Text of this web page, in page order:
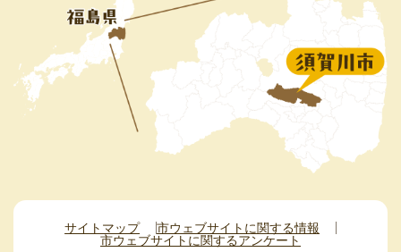
サイトマップ
市ウェブサイトに関する情報
市ウェブサイトに関するアンケート